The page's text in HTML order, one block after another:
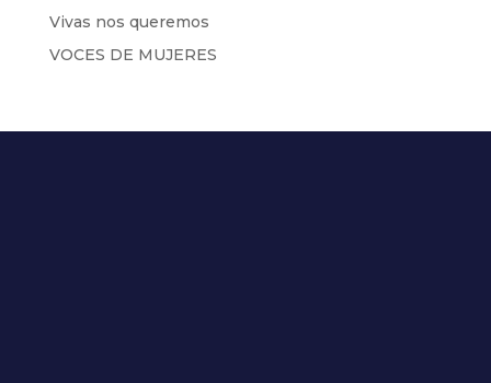
Vivas nos queremos
VOCES DE MUJERES